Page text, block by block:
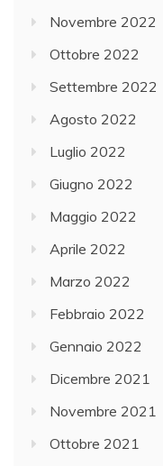
Novembre 2022
Ottobre 2022
Settembre 2022
Agosto 2022
Luglio 2022
Giugno 2022
Maggio 2022
Aprile 2022
Marzo 2022
Febbraio 2022
Gennaio 2022
Dicembre 2021
Novembre 2021
Ottobre 2021